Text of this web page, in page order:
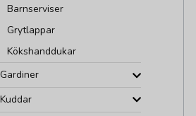
Barnserviser
Grytlappar
Kökshanddukar
Gardiner
Kuddar